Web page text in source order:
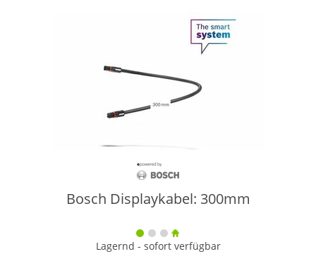
Bosch Displaykabel: 300mm
Lagernd - sofort verfügbar